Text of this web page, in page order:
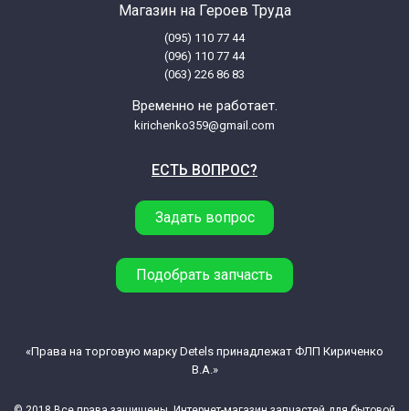
Магазин на Героев Труда
(095) 110 77 44
(096) 110 77 44
(063) 226 86 83
Временно не работает.
kirichenko359@gmail.com
ЕСТЬ ВОПРОС?
Задать вопрос
Подобрать запчасть
«Права на торговую марку Detels принадлежат ФЛП Кириченко
В.А.»